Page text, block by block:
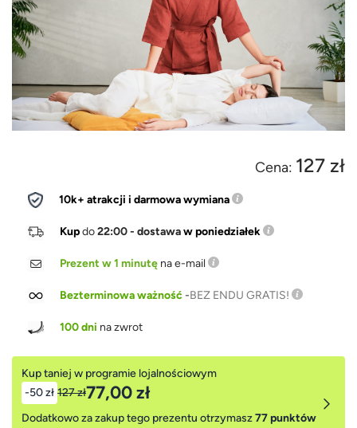
Cena: 127 zł
10k+ atrakcji i darmowa wymiana
Kupdo22:00 - dostawaw poniedziałek
Prezent w 1 minutę na e-mail
Bezterminowa ważność-BEZ ENDU GRATIS!
100 dni na zwrot
Kup taniej w programie lojalnościowym
-50 zł 127 zł77,00 zł
Dodatkowo za zakup tego prezentu otrzymasz77 punktów